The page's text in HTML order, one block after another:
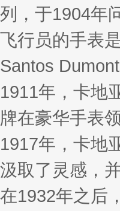
列，于1904年
飞行员的手表
Santos
1911年，卡地
牌在豪华手表
1917年，卡地
汲取了灵感，
在1932年之后